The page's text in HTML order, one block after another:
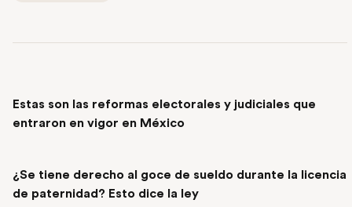
Estas son las reformas electorales y judiciales que
entraron en vigor en México
¿Se tiene derecho al goce de sueldo durante la licencia
de paternidad? Esto dice la ley